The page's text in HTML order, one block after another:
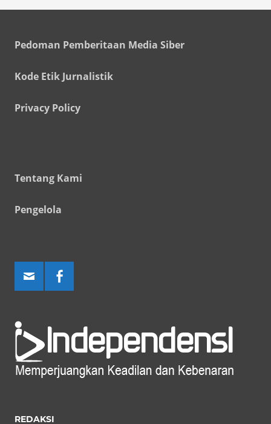
Pedoman Pemberitaan Media Siber
Kode Etik Jurnalistik
Privacy Policy
Tentang Kami
Pengelola
REDAKSI